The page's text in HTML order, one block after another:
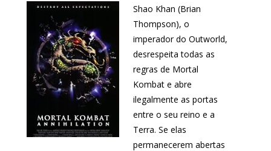
Shao Khan (Brian
Thompson), o
imperador do Outworld,
desrespeita todas as
regras de Mortal
Kombat e abre
ilegalmente as portas
entre o seu reino e a
Terra. Se elas
permanecerem abertas